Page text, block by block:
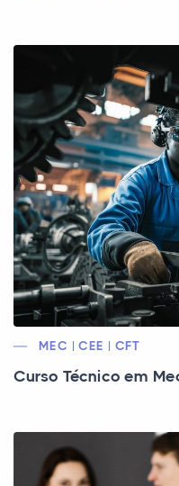
MEC | CEE | CFT
Curso Técnico em